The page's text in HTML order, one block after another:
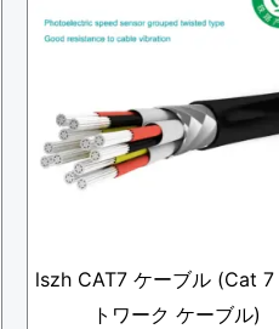
lszh CAT7 ケーブル (Cat 7
トワーク ケーブル)